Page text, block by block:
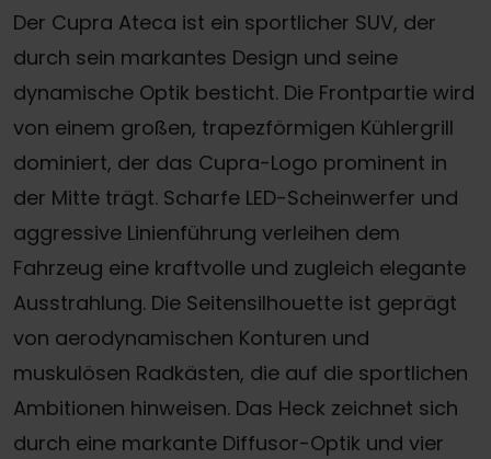
Der Cupra Ateca ist ein sportlicher SUV, der
durch sein markantes Design und seine
dynamische Optik besticht. Die Frontpartie wird
von einem großen, trapezförmigen Kühlergrill
dominiert, der das Cupra-Logo prominent in
der Mitte trägt. Scharfe LED-Scheinwerfer und
aggressive Linienführung verleihen dem
Fahrzeug eine kraftvolle und zugleich elegante
Ausstrahlung. Die Seitensilhouette ist geprägt
von aerodynamischen Konturen und
muskulösen Radkästen, die auf die sportlichen
Ambitionen hinweisen. Das Heck zeichnet sich
durch eine markante Diffusor-Optik und vier